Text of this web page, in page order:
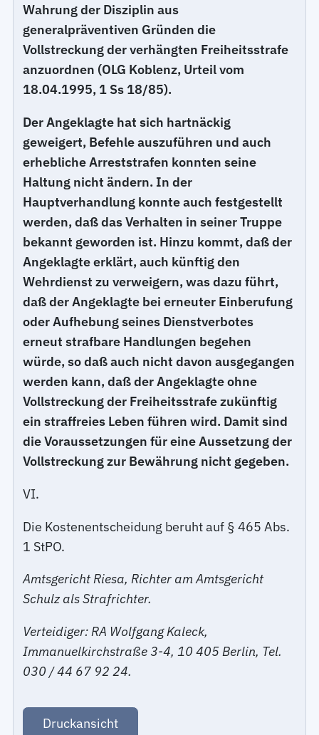
Wahrung der Disziplin aus
generalpräventiven Gründen die
Vollstreckung der verhängten Freiheitsstrafe
anzuordnen (OLG Koblenz, Urteil vom
18.04.1995, 1 Ss 18/85).
Der Angeklagte hat sich hartnäckig
geweigert, Befehle auszuführen und auch
erhebliche Arreststrafen konnten seine
Haltung nicht ändern. In der
Hauptverhandlung konnte auch festgestellt
werden, daß das Verhalten in seiner Truppe
bekannt geworden ist. Hinzu kommt, daß der
Angeklagte erklärt, auch künftig den
Wehrdienst zu verweigern, was dazu führt,
daß der Angeklagte bei erneuter Einberufung
oder Aufhebung seines Dienstverbotes
erneut strafbare Handlungen begehen
würde, so daß auch nicht davon ausgegangen
werden kann, daß der Angeklagte ohne
Vollstreckung der Freiheitsstrafe zukünftig
ein straffreies Leben führen wird. Damit sind
die Voraussetzungen für eine Aussetzung der
Vollstreckung zur Bewährung nicht gegeben.
VI.
Die Kostenentscheidung beruht auf § 465 Abs.
1 StPO.
Amtsgericht Riesa, Richter am Amtsgericht
Schulz als Strafrichter.
Verteidiger: RA Wolfgang Kaleck,
Immanuelkirchstraße 3-4, 10 405 Berlin, Tel.
030 / 44 67 92 24.
Druckansicht